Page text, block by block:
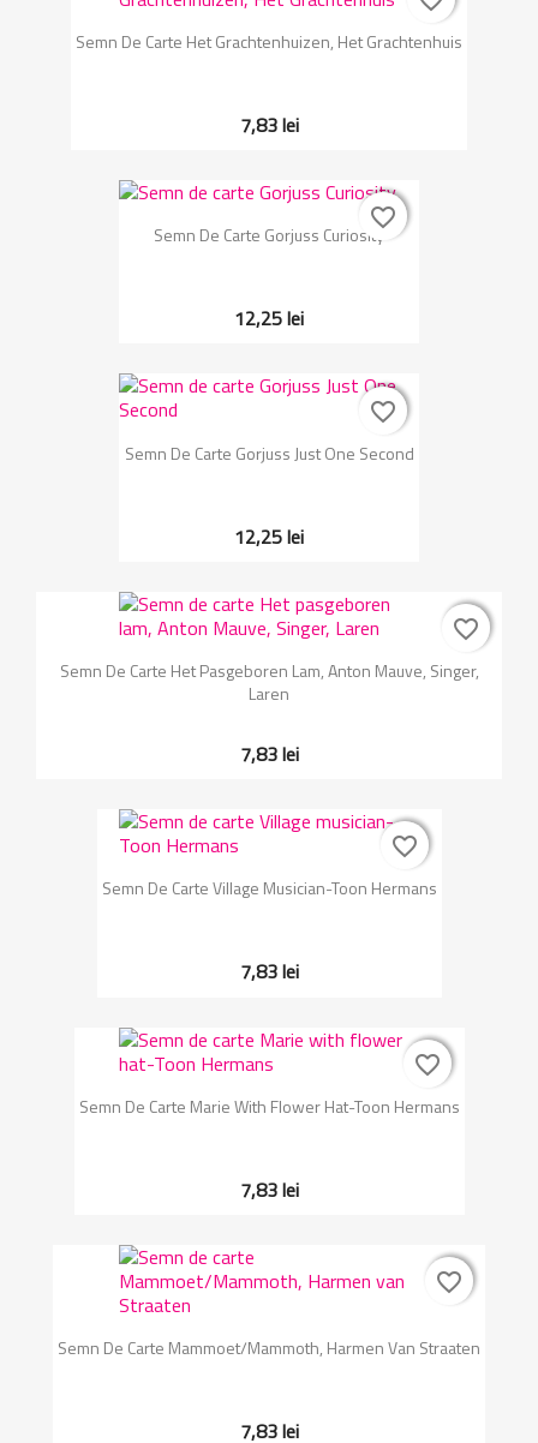
Semn De Carte Het Grachtenhuizen, Het Grachtenhuis
7,83 lei
Semn De Carte Gorjuss Curiosity
12,25 lei
favorite_border
favorite_border
Semn De Carte Gorjuss Just One Second
12,25 lei
favorite_border
favorite_border
Semn De Carte Het Pasgeboren Lam, Anton Mauve, Singer,
Laren
7,83 lei
favorite_border
favorite_border
Semn De Carte Village Musician-Toon Hermans
7,83 lei
favorite_border
favorite_border
Semn De Carte Marie With Flower Hat-Toon Hermans
7,83 lei
favorite_border
favorite_border
Semn De Carte Mammoet/Mammoth, Harmen Van Straaten
7,83 lei
favorite_border
favorite_border